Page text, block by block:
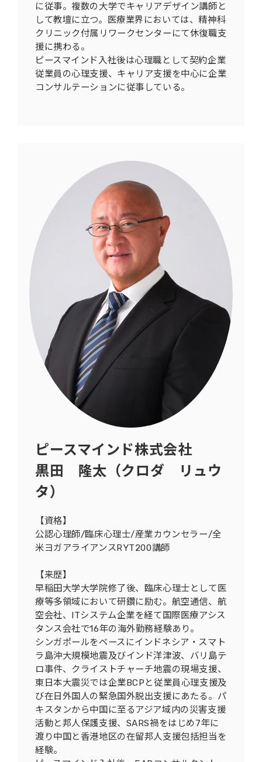
に従事。複数の大学でキャリアデザイン講師と
して教壇に立つ。医療業界においては、精神科
クリニック付属リワークセンターにて休復職支
援に携わる。
ピースマインド入社後は心理職として契約企業
従業員の心理支援、キャリア支援を中心に企業
コンサルテーションに従事している。
ピースマインド株式会社
黒田 隆太（クロダ リュウ
タ）
【資格】
公認心理師/臨床心理士/産業カウンセラー/全
米ヨガアライアンスRYT200講師
【来歴】
早稲田大学大学院修了後、臨床心理士として医
療等多領域において研鑽に励む。航空通信、航
空会社、ITシステム企業を経て国際医療アシス
タンス会社で16年の海外勤務経験あり。
シンガポールをベースにインドネシア・スマト
ラ島沖大規模地震及びインド洋津波、バリ島テ
ロ事件、クライストチャーチ地震の現場支援、
東日本大震災では企業BCPと従業員心理支援及
び在日外国人の緊急国外脱出支援にあたる。パ
キスタンから中国に至るアジア域内の災害支援
活動と邦人保護支援、SARS禍をはじめ7年に
渡り中国と香港地区の在留邦人支援包括担当を
経験。